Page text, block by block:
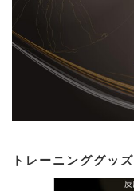
トレーニンググッズ